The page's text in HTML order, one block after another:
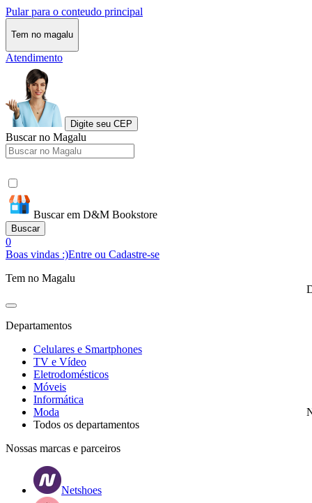
Pular para o conteudo principal
Tem no magalu
Atendimento
Digite seu CEP
Buscar no Magalu
Buscar em D&M Bookstore
Buscar
0
Boas vindas :)Entre ou Cadastre-se
Tem no Magalu
Departamentos
Celulares e Smartphones
TV e Vídeo
Eletrodomésticos
Móveis
Informática
Moda
Todos os departamentos
Nossas marcas e parceiros
Netshoes